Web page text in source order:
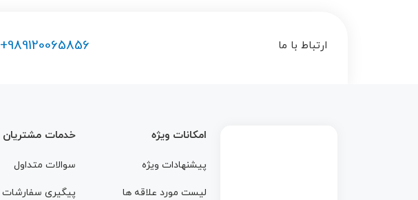
ارتباط با ما +989120065856
/home/dandan72/public_html/wp-
امکانات ویژه
پیشنهادات ویژه
لیست مورد علاقه ها
خدمات مشتریان
سوالات متداول
پیگیری سفارشات